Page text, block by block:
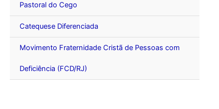
Pastoral do Cego
Catequese Diferenciada
Movimento Fraternidade Cristã de Pessoas com
Deficiência (FCD/RJ)